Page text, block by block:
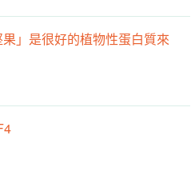
」是很好的植物性蛋白質來